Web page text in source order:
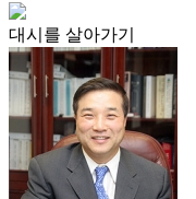
대시를 살아가기